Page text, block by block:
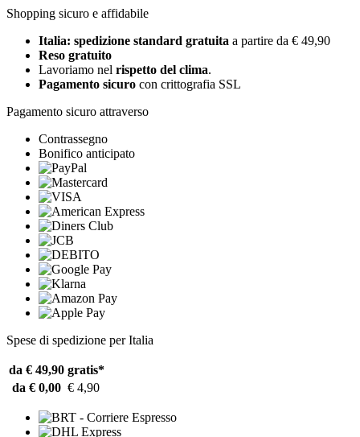
Shopping sicuro e affidabile
Italia: spedizione standard gratuita a partire da € 49,90
Reso gratuito
Lavoriamo nel rispetto del clima.
Pagamento sicuro con crittografia SSL
Pagamento sicuro attraverso
Contrassegno
Bonifico anticipato
Spese di spedizione per Italia
da € 49,90 gratis*
da € 0,00 € 4,90